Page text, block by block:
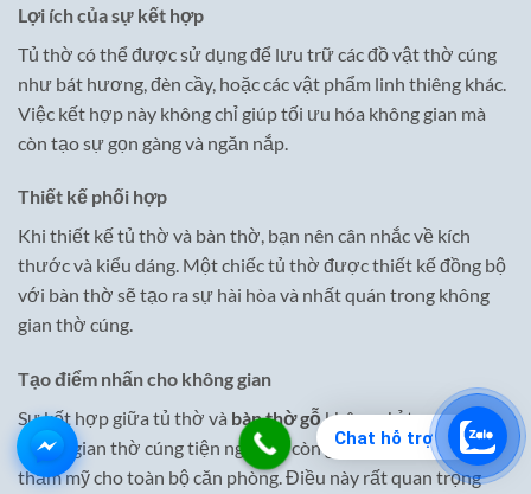
Chat hỗ trợ
Lợi ích của sự kết hợp
Tủ thờ có thể được sử dụng để lưu trữ các đồ vật thờ cúng
như bát hương, đèn cầy, hoặc các vật phẩm linh thiêng khác.
Việc kết hợp này không chỉ giúp tối ưu hóa không gian mà
còn tạo sự gọn gàng và ngăn nắp.
Thiết kế phối hợp
Khi thiết kế tủ thờ và bàn thờ, bạn nên cân nhắc về kích
thước và kiểu dáng. Một chiếc tủ thờ được thiết kế đồng bộ
với bàn thờ sẽ tạo ra sự hài hòa và nhất quán trong không
gian thờ cúng.
Tạo điểm nhấn cho không gian
Sự kết hợp giữa tủ thờ và bàn thờ gỗkhông chỉ tạo ra một
không gian thờ cúng tiện nghi mà còn giúp tăng thêm giá trị
thẩm mỹ cho toàn bộ căn phòng. Điều này rất quan trọng